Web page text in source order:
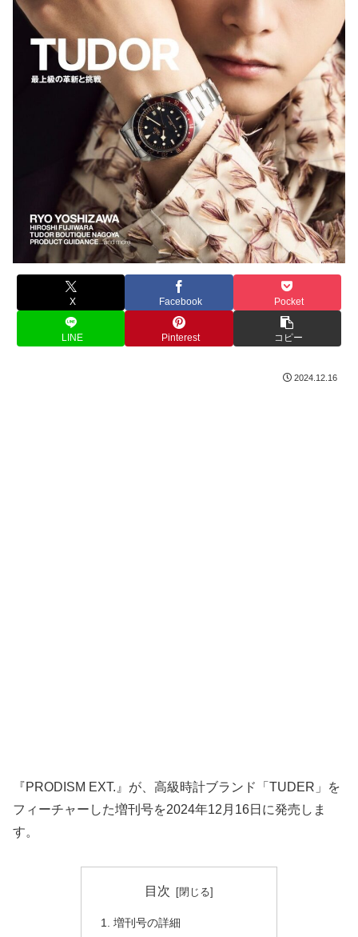
X Facebook Pocket
LINE Pinterest コピー
2024.12.16
『PRODISM EXT.』が、高級時計ブランド「TUDER」を
フィーチャーした増刊号を2024年12月16日に発売しま
す。
目次
増刊号の詳細